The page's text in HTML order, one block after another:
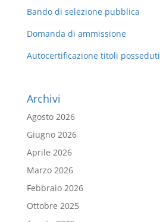
Bando di selezione pubblica
Domanda di ammissione
Autocertificazione titoli posseduti
Archivi
Agosto 2026
Giugno 2026
Aprile 2026
Marzo 2026
Febbraio 2026
Ottobre 2025